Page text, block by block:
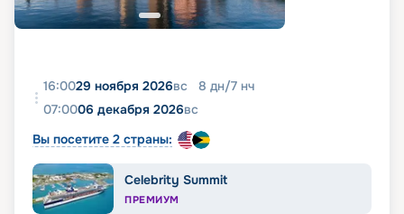
16:0029 ноября 2026вс 8 дн/7 нч
07:0006 декабря 2026вс
Вы посетите 2 страны:
Celebrity Summit
ПРЕМИУМ